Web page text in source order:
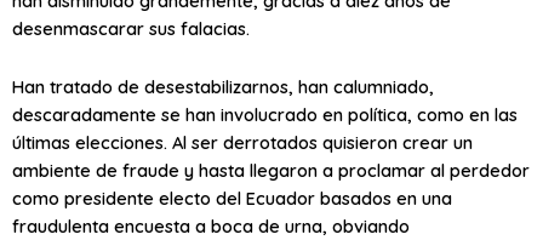
desenmascarar sus falacias.
Han tratado de desestabilizarnos, han calumniado,
descaradamente se han involucrado en política, como en las
últimas elecciones. Al ser derrotados quisieron crear un
ambiente de fraude y hasta llegaron a proclamar al perdedor
como presidente electo del Ecuador basados en una
fraudulenta encuesta a boca de urna, obviando